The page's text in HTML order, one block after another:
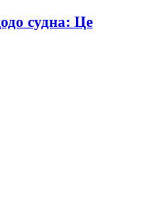
судна: Це